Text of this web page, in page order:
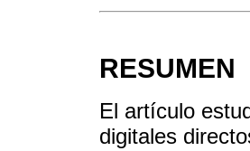
RESUMEN
El artículo
digitales